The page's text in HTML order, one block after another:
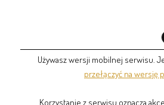
Używasz wersji mobilnej serwisu.
przełączyć na wersję
Korzystanie z serwisu oznacza